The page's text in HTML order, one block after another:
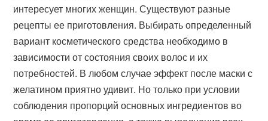
интересует многих женщин. Существуют разные
рецепты ее приготовления. Выбирать определенный
вариант косметического средства необходимо в
зависимости от состояния своих волос и их
потребностей. В любом случае эффект после маски с
желатином приятно удивит. Но только при условии
соблюдения пропорций основных ингредиентов во